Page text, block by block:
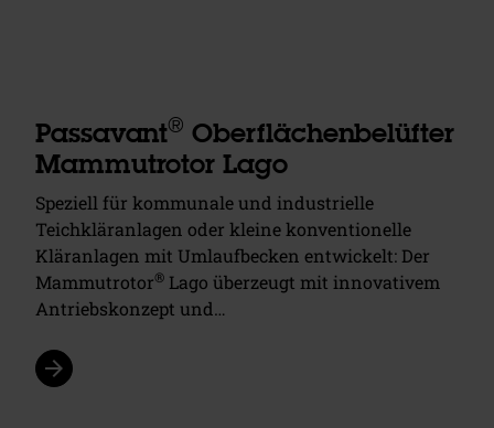
Passavant® Oberflächenbelüfter
Mammutrotor Lago
Speziell für kommunale und industrielle
Teichkläranlagen oder kleine konventionelle
Kläranlagen mit Umlaufbecken entwickelt: Der
Mammutrotor® Lago überzeugt mit innovativem
Antriebskonzept und…
arrow_forward